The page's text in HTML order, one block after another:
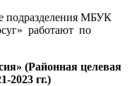
подразделения МБУК
работают по
(Районная целевая
2023 гг.)